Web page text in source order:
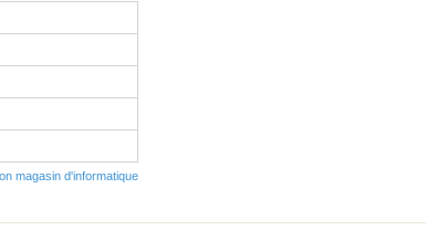
magasin d'informatique